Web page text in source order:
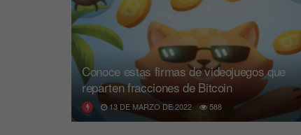
Conoce estas firmas de videojuegos que
reparten fracciones de Bitcoin
13 DE MARZO DE 2022 588